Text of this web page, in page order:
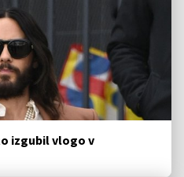
izgubil vlogo v